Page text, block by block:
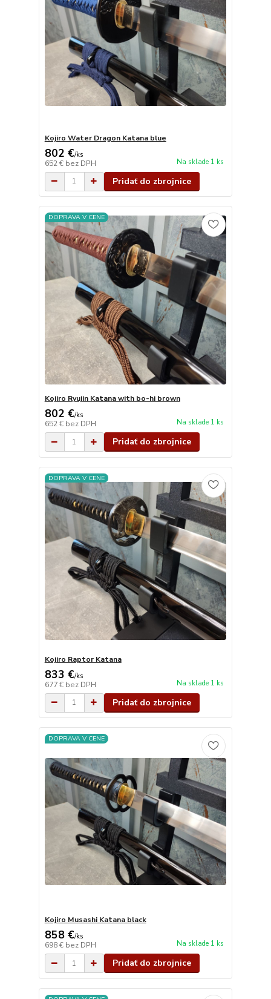
Kojiro Water Dragon Katana blue
802 €/ks
652 € bez DPH Na sklade 1 ks
Pridať do zbrojnice
DOPRAVA V CENE
Kojiro Ryujin Katana with bo-hi brown
802 €/ks
652 € bez DPH Na sklade 1 ks
Pridať do zbrojnice
DOPRAVA V CENE
Kojiro Raptor Katana
833 €/ks
677 € bez DPH Na sklade 1 ks
Pridať do zbrojnice
DOPRAVA V CENE
Kojiro Musashi Katana black
858 €/ks
698 € bez DPH Na sklade 1 ks
Pridať do zbrojnice